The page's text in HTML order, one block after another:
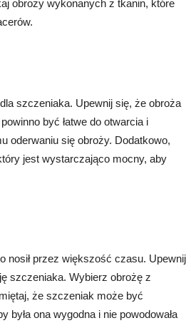
obroży wykonanych z tkanin, które
szczeniaka. Upewnij się, że obroża
być łatwe do otwarcia i
oderwaniu się obroży. Dodatkowo,
jest wystarczająco mocny, aby
nosił przez większość czasu. Upewnij
szczeniaka. Wybierz obrożę z
że szczeniak może być
ona wygodna i nie powodowała